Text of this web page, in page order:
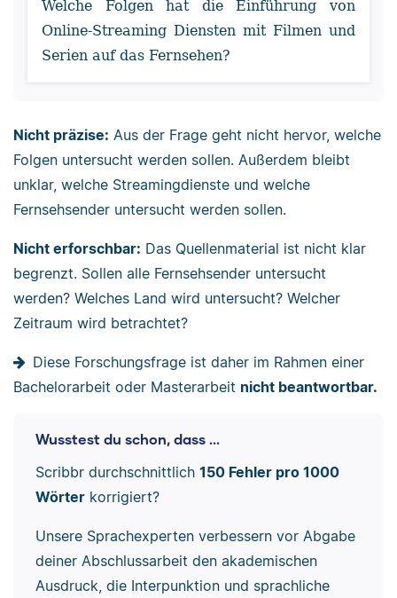
Welche Folgen hat die Einführung von
Online-Streaming Diensten mit Filmen und
Serien auf das Fernsehen?
Nicht präzise: Aus der Frage geht nicht hervor, welche
Folgen untersucht werden sollen. Außerdem bleibt
unklar, welche Streamingdienste und welche
Fernsehsender untersucht werden sollen.
Nicht erforschbar: Das Quellenmaterial ist nicht klar
begrenzt. Sollen alle Fernsehsender untersucht
werden? Welches Land wird untersucht? Welcher
Zeitraum wird betrachtet?
Diese Forschungsfrage ist daher im Rahmen einer
Bachelorarbeit oder Masterarbeit nicht beantwortbar.
Wusstest du schon, dass ...
Scribbr durchschnittlich 150 Fehler pro 1000
Wörterkorrigiert?
Unsere Sprachexperten verbessern vor Abgabe
deiner Abschlussarbeit den akademischen
Ausdruck, die Interpunktion und sprachliche